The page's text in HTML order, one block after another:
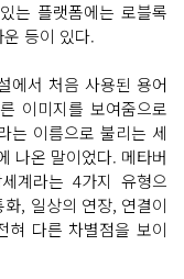
는 플랫폼에는 로블록
등이 있다.
에서 처음 사용된 용어
이미지를 보여줌으로
는 이름으로 불리는 세
나온 말이었다. 메타버
계라는 4가지 유형으
, 일상의 연장, 연결이
혀 다른 차별점을 보이